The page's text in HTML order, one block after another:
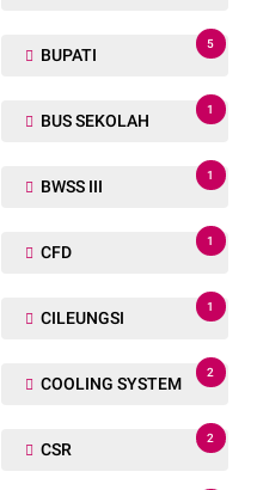
BUPATI
5
BUS SEKOLAH
1
BWSS III
1
CFD
1
CILEUNGSI
1
COOLING SYSTEM
2
CSR
2